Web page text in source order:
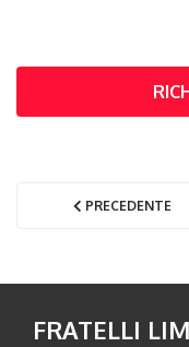
PRECEDENTE
FRATELLI